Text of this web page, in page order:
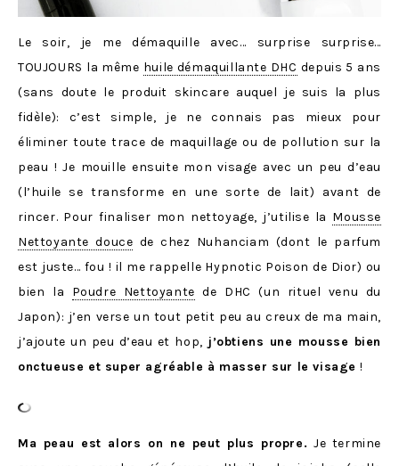
Le soir, je me démaquille avec… surprise surprise…
TOUJOURS la même huile démaquillante DHC depuis 5 ans
(sans doute le produit skincare auquel je suis la plus
fidèle): c’est simple, je ne connais pas mieux pour
éliminer toute trace de maquillage ou de pollution sur la
peau ! Je mouille ensuite mon visage avec un peu d’eau
(l’huile se transforme en une sorte de lait) avant de
rincer. Pour finaliser mon nettoyage, j’utilise la Mousse
Nettoyante douce de chez Nuhanciam (dont le parfum
est juste… fou ! il me rappelle Hypnotic Poison de Dior) ou
bien la Poudre Nettoyante de DHC (un rituel venu du
Japon): j’en verse un tout petit peu au creux de ma main,
j’ajoute un peu d’eau et hop, j’obtiens une mousse bien
onctueuse et super agréable à masser sur le visage !
Ma peau est alors on ne peut plus propre. Je termine